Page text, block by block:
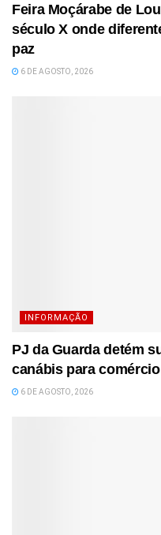
Feira Moçárabe de
século X onde
paz
6 DE AGOSTO, 2026
INFORMAÇÃO
PJ da Guarda detém
canábis para comércio
6 DE AGOSTO, 2026